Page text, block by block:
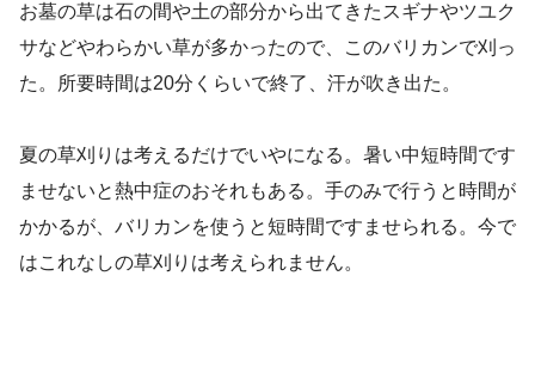
お墓の草は石の間や土の部分から出てきたスギナやツユク
サなどやわらかい草が多かったので、このバリカンで刈っ
た。所要時間は20分くらいで終了、汗が吹き出た。
夏の草刈りは考えるだけでいやになる。暑い中短時間です
ませないと熱中症のおそれもある。手のみで行うと時間が
かかるが、バリカンを使うと短時間ですませられる。今で
はこれなしの草刈りは考えられません。